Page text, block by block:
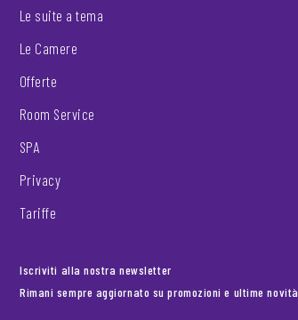
Le suite a tema
Le Camere
Offerte
Room Service
SPA
Privacy
Tariffe
Iscriviti alla nostra newsletter
Rimani sempre aggiornato su promozioni e ultime novità